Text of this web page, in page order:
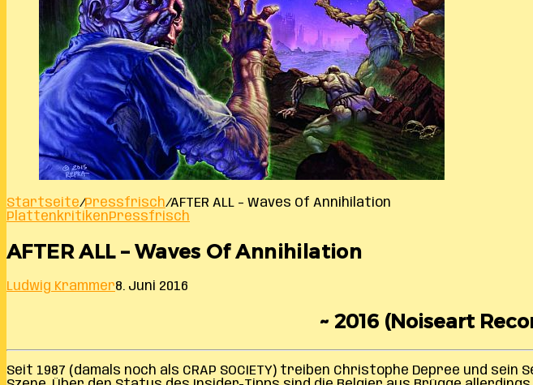
Startseite/Pressfrisch/AFTER ALL – Waves Of Annihilation
PlattenkritikenPressfrisch
AFTER ALL – Waves Of Annihilation
Ludwig Krammer8. Juni 2016
~ 2016 (Noiseart
Seit 1987 (damals noch als CRAP SOCIETY) treiben Christophe Depree und